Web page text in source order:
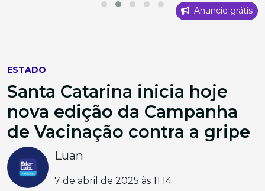
Anuncie grátis
ESTADO
Santa Catarina inicia hoje
nova edição da Campanha
de Vacinação contra a gripe
Luan
7 de abril de 2025 às 11:14